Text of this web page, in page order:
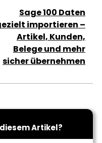
Sage 100 Daten
importieren –
Artikel, Kunden,
Belege und mehr
sicher übernehmen
Artikel?